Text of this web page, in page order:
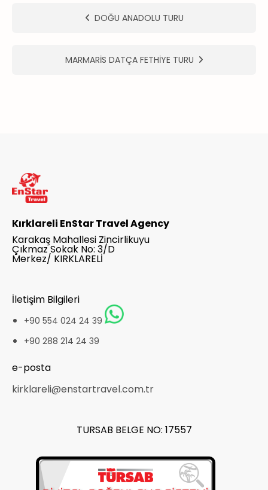
DOĞU ANADOLU TURU
MARMARİS DATÇA FETHİYE TURU
Kırklareli EnStar Travel Agency
Karakaş Mahallesi Zincirlikuyu
Çıkmaz Sokak No: 3/D
Merkez/ KIRKLARELİ
İletişim Bilgileri
+90 554 024 24 39
+90 288 214 24 39
e-posta
kirklareli@enstartravel.com.tr
TURSAB BELGE NO: 17557